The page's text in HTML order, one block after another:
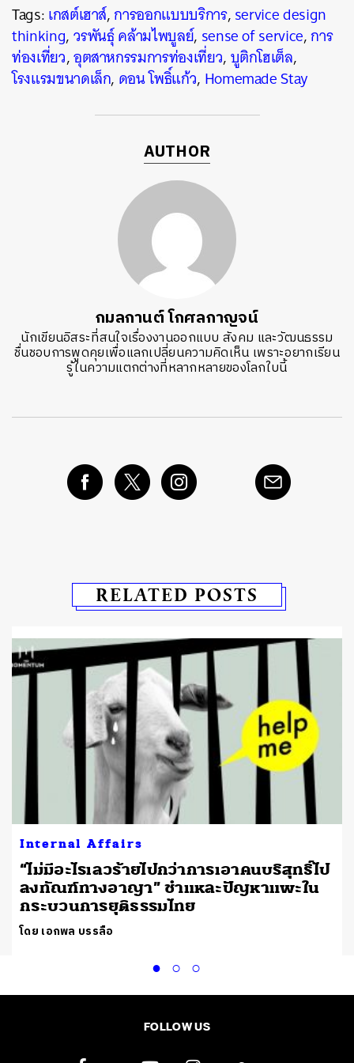
Tags:เกสต์เฮาส์,การออกแบบบริการ,service design
thinking,วรพันธุ์ คล้ามไพบูลย์, sense of service,การ
ท่องเที่ยว,อุตสาหกรรมการท่องเที่ยว,บูติกโฮเต็ล,
โรงแรมขนาดเล็ก, ดอน โพธิ์แก้ว, Homemade Stay
AUTHOR
กมลกานต์ โกศลกาญจน์
นักเขียนอิสระที่สนใจเรื่องงานออกแบบ สังคม และวัฒนธรรม
ชื่นชอบการพูดคุยเพื่อแลกเปลี่ยนความคิดเห็น เพราะอยากเรียน
รู้ในความแตกต่างที่หลากหลายของโลกใบนี้
RELATED POSTS
Internal Affairs
“ไม่มีอะไรเลวร้ายไปกว่าการเอาคนบริสุทธิ์ไป
ลงทัณฑ์ทางอาญา” ชำแหละปัญหาแพะใน
กระบวนการยุติธรรมไทย
โดย เอกพล บรรลือ
FOLLOW US